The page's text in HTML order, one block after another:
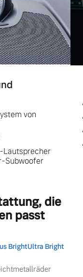
von
Lautsprecher
Subwoofer
die
passt
BrightUltra Bright